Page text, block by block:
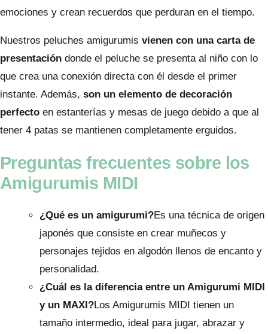
emociones y crean recuerdos que perduran en el tiempo.
Nuestros peluches amigurumis vienen con una carta de
presentación donde el peluche se presenta al niño con lo
que crea una conexión directa con él desde el primer
instante. Además, son un elemento de decoración
perfecto en estanterías y mesas de juego debido a que al
tener 4 patas se mantienen completamente erguidos.
Preguntas frecuentes sobre los
Amigurumis MIDI
¿Qué es un amigurumi?Es una técnica de origen
japonés que consiste en crear muñecos y
personajes tejidos en algodón llenos de encanto y
personalidad.
¿Cuál es la diferencia entre un Amigurumi MIDI
y un MAXI?Los Amigurumis MIDI tienen un
tamaño intermedio, ideal para jugar, abrazar y